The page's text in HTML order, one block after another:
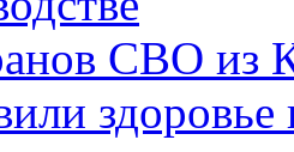
СВО из